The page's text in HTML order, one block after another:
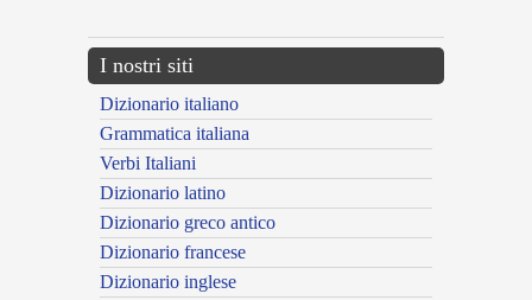
I nostri siti
Dizionario italiano
Grammatica italiana
Verbi Italiani
Dizionario latino
Dizionario greco antico
Dizionario francese
Dizionario inglese